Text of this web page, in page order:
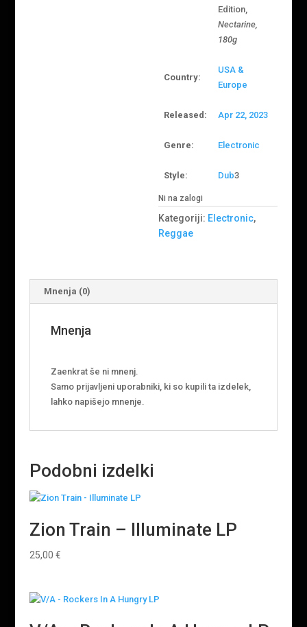
Edition,
Nectarine,
180g
Country:
USA &
Europe
Released: Apr 22, 2023
Genre: Electronic
Style: Dub3
Ni na zalogi
Kategoriji: Electronic,
Reggae
Mnenja (0)
Mnenja
Zaenkrat še ni mnenj.
Samo prijavljeni uporabniki, ki so kupili ta izdelek,
lahko napišejo mnenje.
Podobni izdelki
Zion Train – Illuminate LP
25,00 €